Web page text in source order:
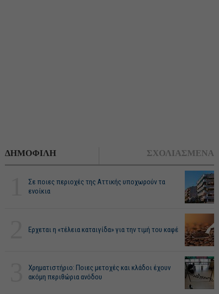
ΔΗΜΟΦΙΛΗ ΣΧΟΛΙΑΣΜΕΝΑ
Σε ποιες περιοχές της Αττικής υποχωρούν τα
ενοίκια
Ερχεται η «τέλεια καταιγίδα» για την τιμή του καφέ
Χρηματιστήριο: Ποιες μετοχές και κλάδοι έχουν
ακόμη περιθώρια ανόδου